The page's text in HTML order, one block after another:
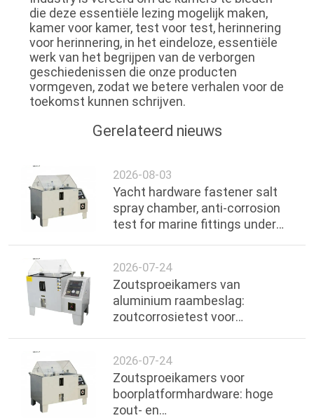
die deze essentiële lezing mogelijk maken,
kamer voor kamer, test voor test, herinnering
voor herinnering, in het eindeloze, essentiële
werk van het begrijpen van de verborgen
geschiedenissen die onze producten
vormgeven, zodat we betere verhalen voor de
toekomst kunnen schrijven.
Gerelateerd nieuws
2026-08-03
Yacht hardware fastener salt
spray chamber, anti-corrosion
test for marine fittings under
2026-07-24
Zoutsproeikamers van
aluminium raambeslag:
zoutcorrosietest voor
2026-07-24
Zoutsproeikamers voor
boorplatformhardware: hoge
zout- en